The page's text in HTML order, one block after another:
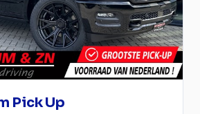
Pick Up